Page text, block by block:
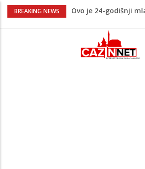
BREAKING NEWS
Ovo je 24-godišnji
Na Ahiret preselio
Na Ahiret preselio